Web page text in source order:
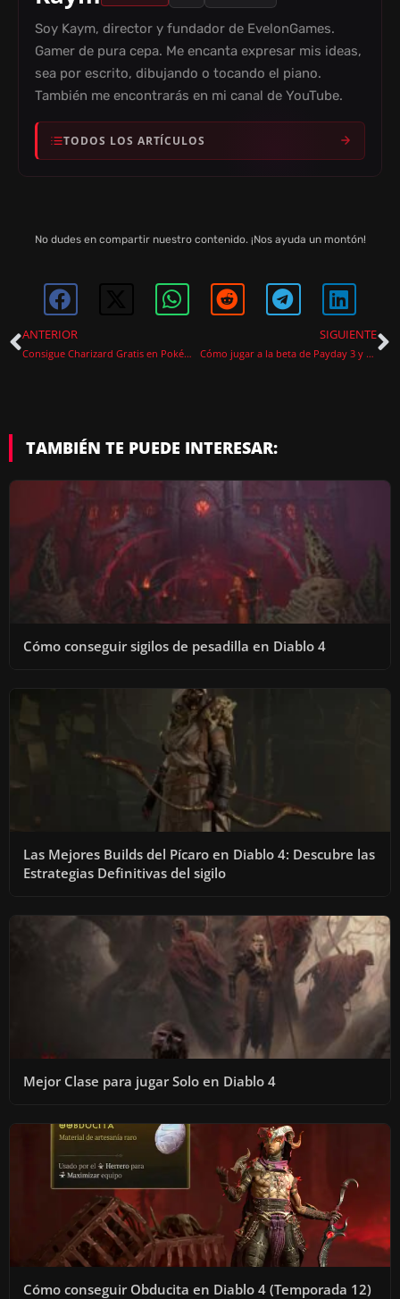
E
O
Soy Kaym, director y fundador de EvelonGames.
Gamer de pura cepa. Me encanta expresar mis ideas,
sea por escrito, dibujando o tocando el piano.
También me encontrarás en mi canal de YouTube.
TODOS LOS ARTÍCULOS
No dudes en compartir nuestro contenido. ¡Nos ayuda un montón!
ANTERIOR
Consigue Charizard Gratis en Pokémon Escarlata y Púrpura Disponible hasta el 31 de agosto
SIGUIENTE
Cómo jugar a la beta de Payday 3 y disfrutar del emocionante mundo del crimen organizado
TAMBIÉN TE PUEDE INTERESAR:
Cómo conseguir sigilos de pesadilla en Diablo 4
Las Mejores Builds del Pícaro en Diablo 4: Descubre las
Estrategias Definitivas del sigilo
Mejor Clase para jugar Solo en Diablo 4
Cómo conseguir Obducita en Diablo 4 (Temporada 12)